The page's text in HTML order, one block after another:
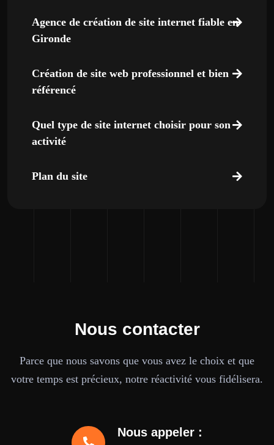
Agence de création de site internet fiable en
Gironde
Création de site web professionnel et bien
référencé
Quel type de site internet choisir pour son
activité
Plan du site
Nous contacter
Parce que nous savons que vous avez le choix et que
votre temps est précieux, notre réactivité vous fidélisera.
Nous appeler :